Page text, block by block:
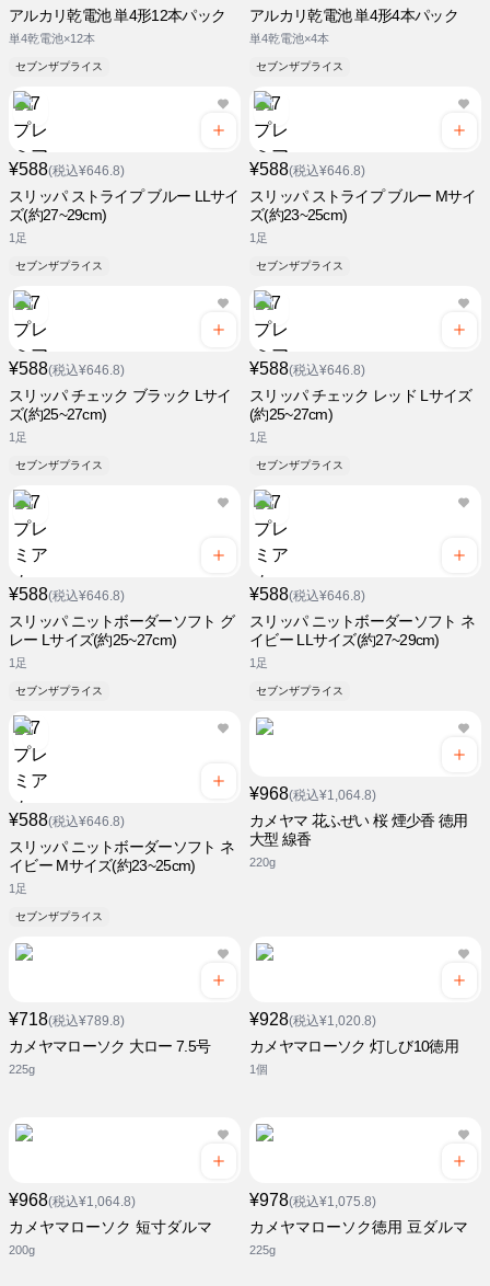
アルカリ乾電池 単4形12本パック
単4乾電池×12本
セブンザプライス
アルカリ乾電池 単4形4本パック
単4乾電池×4本
セブンザプライス
¥588(税込¥646.8)
スリッパ ストライプ ブルー LLサイ
ズ(約27~29cm)
1足
セブンザプライス
¥588(税込¥646.8)
スリッパ ストライプ ブルー Mサイ
ズ(約23~25cm)
1足
セブンザプライス
¥588(税込¥646.8)
スリッパ チェック ブラック Lサイ
ズ(約25~27cm)
1足
セブンザプライス
¥588(税込¥646.8)
スリッパ チェック レッド Lサイズ
(約25~27cm)
1足
セブンザプライス
¥588(税込¥646.8)
スリッパ ニットボーダーソフト グ
レー Lサイズ(約25~27cm)
1足
セブンザプライス
¥588(税込¥646.8)
スリッパ ニットボーダーソフト ネ
イビー LLサイズ(約27~29cm)
1足
セブンザプライス
¥588(税込¥646.8)
スリッパ ニットボーダーソフト ネ
イビー Mサイズ(約23~25cm)
1足
セブンザプライス
¥968(税込¥1,064.8)
カメヤマ 花ふぜい 桜 煙少香 徳用
大型 線香
220g
¥718(税込¥789.8)
カメヤマローソク 大ロー 7.5号
225g
¥928(税込¥1,020.8)
カメヤマローソク 灯しび10徳用
1個
¥968(税込¥1,064.8)
カメヤマローソク 短寸ダルマ
200g
¥978(税込¥1,075.8)
カメヤマローソク徳用 豆ダルマ
225g